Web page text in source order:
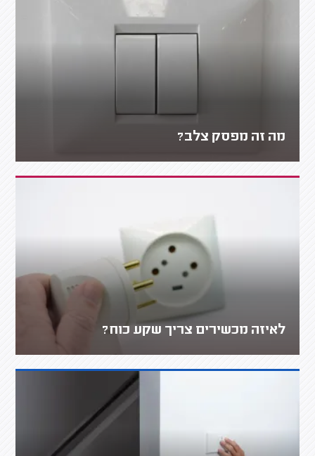
מה זה מפסק צלב?
לאיזה מכשירים צריך שקע כוח?